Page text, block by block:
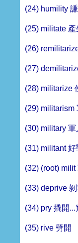
(24) humility
(25) militate 產
(26)
(27)
(28) militarize
(29) militarism
(30) military 軍
(31) militant
(32) (root) milit
(33) deprive
(34) pry 撬開...
(35) rive 劈開